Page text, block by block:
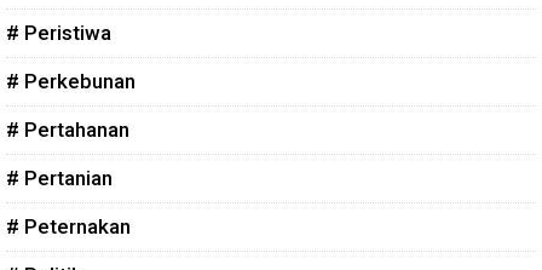
# Peristiwa
# Perkebunan
# Pertahanan
# Pertanian
# Peternakan